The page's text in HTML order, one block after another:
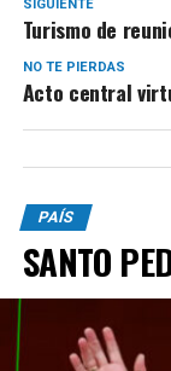
SIGUIENTE
Turismo de
NO TE PIERDAS
Acto central
PAÍS
SANTO